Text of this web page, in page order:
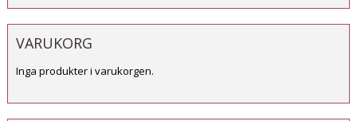
VARUKORG
Inga produkter i varukorgen.